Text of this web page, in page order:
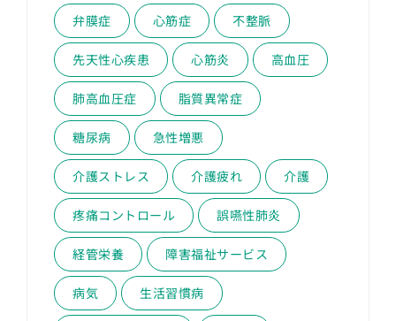
弁膜症 心筋症 不整脈
先天性心疾患 心筋炎 高血圧
肺高血圧症 脂質異常症
糖尿病 急性増悪
介護ストレス 介護疲れ 介護
疼痛コントロール 誤嚥性肺炎
経管栄養 障害福祉サービス
病気 生活習慣病